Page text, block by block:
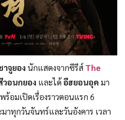
าจูยองนักแสดงจากซีรีส์ The
วอนกยอง และได้อีฮยอนอุค มา
ร้อมเปิดเรื่องราวตอนแรก 6
าทุกวันจันทร์และวันอังคาร เวลา